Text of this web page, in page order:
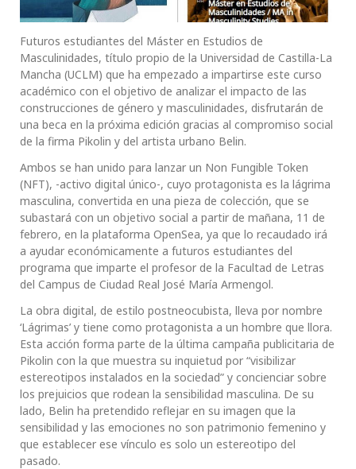
Futuros estudiantes del Máster en Estudios de
Masculinidades, título propio de la Universidad de Castilla-La
Mancha (UCLM) que ha empezado a impartirse este curso
académico con el objetivo de analizar el impacto de las
construcciones de género y masculinidades, disfrutarán de
una beca en la próxima edición gracias al compromiso social
de la firma Pikolin y del artista urbano Belin.
Ambos se han unido para lanzar un Non Fungible Token
(NFT), -activo digital único-, cuyo protagonista es la lágrima
masculina, convertida en una pieza de colección, que se
subastará con un objetivo social a partir de mañana, 11 de
febrero, en la plataforma OpenSea, ya que lo recaudado irá
a ayudar económicamente a futuros estudiantes del
programa que imparte el profesor de la Facultad de Letras
del Campus de Ciudad Real José María Armengol.
La obra digital, de estilo postneocubista, lleva por nombre
‘Lágrimas’ y tiene como protagonista a un hombre que llora.
Esta acción forma parte de la última campaña publicitaria de
Pikolin con la que muestra su inquietud por “visibilizar
estereotipos instalados en la sociedad” y concienciar sobre
los prejuicios que rodean la sensibilidad masculina. De su
lado, Belin ha pretendido reflejar en su imagen que la
sensibilidad y las emociones no son patrimonio femenino y
que establecer ese vínculo es solo un estereotipo del
pasado.